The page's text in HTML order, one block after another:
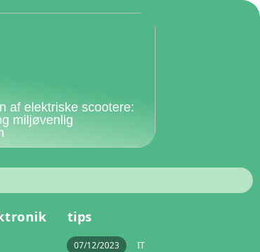
af elektriske scootere:
miljøvenlig
tips
07/12/2023 IT